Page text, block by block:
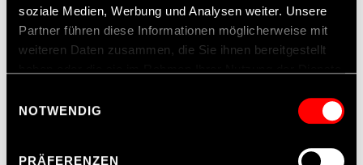
soziale Medien, Werbung und Analysen weiter. Unsere
Partner führen diese Informationen möglicherweise mit
weiteren Daten zusammen, die Sie ihnen bereitgestellt
: Indem Sie
Cookies auf unseren Webseiten zulassen, willigen Sie
NOTWENDIG
PRÄFERENZEN